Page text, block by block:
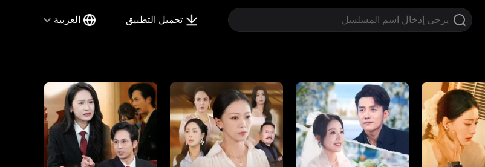
تحميل التطبيق العربية